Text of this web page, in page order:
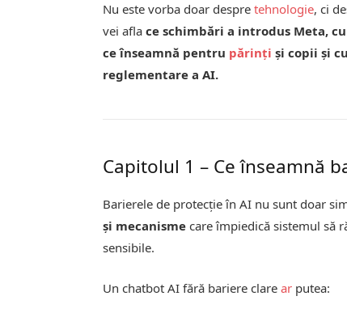
Nu este vorba doar despretehnologie, ci
vei aflace schimbări a introdus Meta,
ce înseamnă pentru părinți și copii și
reglementare a AI.
Capitolul 1 – Ce înseamnă
Barierele de protecție în AI nu sunt doar
și mecanisme care împiedică sistemul să
sensibile.
Un chatbot AI fără bariere clarear putea: